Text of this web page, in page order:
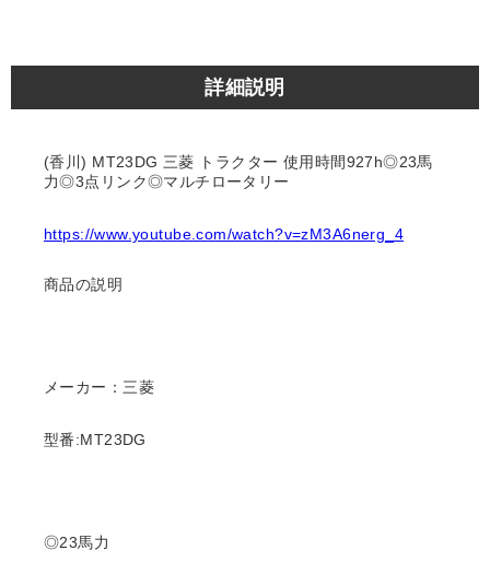
詳細説明
(香川) MT23DG 三菱 トラクター 使用時間927h◎23馬
力◎3点リンク◎マルチロータリー
https://www.youtube.com/watch?v=zM3A6nerg_4
商品の説明
メーカー：三菱
型番:MT23DG
◎23馬力